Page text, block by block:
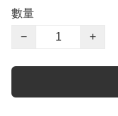
數量
−
+